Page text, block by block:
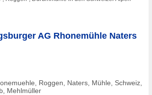
AG Rhonemühle Naters
Roggen, Naters, Mühle, Schweiz,
Mehlmüller